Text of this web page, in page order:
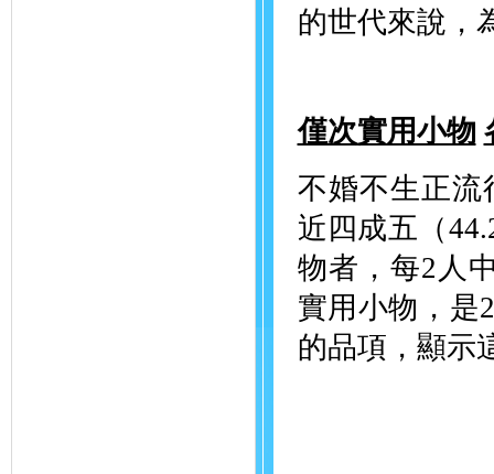
的世代來說，
僅次實用小物
不婚不生正流
近四成五（
物者，每2人
實用小物，是
的品項，顯示